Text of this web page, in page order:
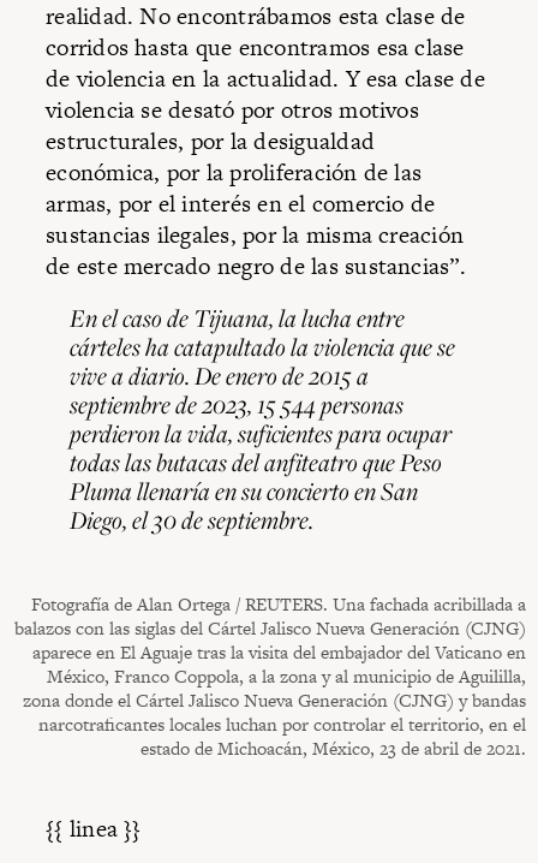
realidad. No encontrábamos esta clase de
corridos hasta que encontramos esa clase
de violencia en la actualidad. Y esa clase de
violencia se desató por otros motivos
estructurales, por la desigualdad
económica, por la proliferación de las
armas, por el interés en el comercio de
sustancias ilegales, por la misma creación
de este mercado negro de las sustancias”.
En el caso de Tijuana, la lucha entre
cárteles ha catapultado la violencia que se
vive a diario. De enero de 2015 a
septiembre de 2023, 15 544 personas
perdieron la vida, suficientes para ocupar
todas las butacas del anfiteatro que Peso
Pluma llenaría en su concierto en San
Diego, el 30 de septiembre.
Fotografía de Alan Ortega / REUTERS. Una fachada acribillada a
balazos con las siglas del Cártel Jalisco Nueva Generación (CJNG)
aparece en El Aguaje tras la visita del embajador del Vaticano en
México, Franco Coppola, a la zona y al municipio de Aguililla,
zona donde el Cártel Jalisco Nueva Generación (CJNG) y bandas
narcotraficantes locales luchan por controlar el territorio, en el
estado de Michoacán, México, 23 de abril de 2021.
{{ linea }}